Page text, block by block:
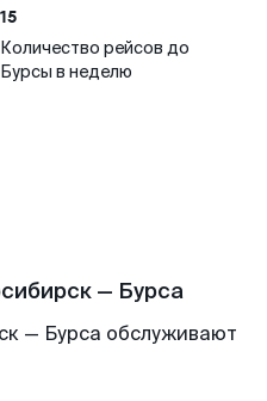
15
Количество рейсов до
Бурсы в неделю
— Бурса
— Бурса обслуживают